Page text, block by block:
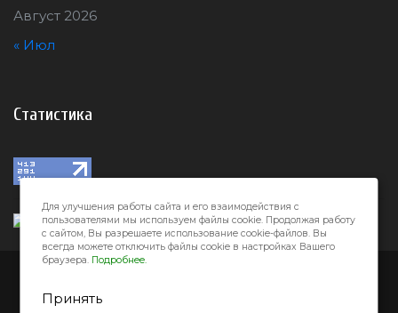
Август 2026
« Июл
Статистика
Для улучшения работы сайта и его взаимодействия с
пользователями мы используем файлы cookie. Продолжая работу
с сайтом, Вы разрешаете использование cookie-файлов. Вы
всегда можете отключить файлы cookie в настройках Вашего
браузера. Подробнее.
Принять